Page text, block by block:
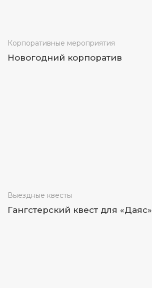
Корпоративные мероприятия
Новогодний корпоратив
Выездные квесты
Гангстерский квест для «Даяс»